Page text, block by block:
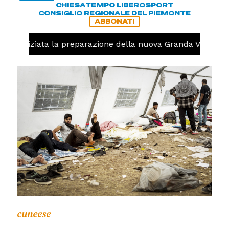
CHIESATEMPO LIBEROSPORT
CONSIGLIO REGIONALE DEL PIEMONTE
ABBONATI
iniziata la preparazione della nuova Granda Volley
cuneese